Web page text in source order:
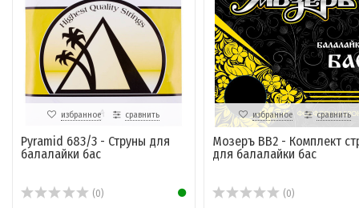
избранное сравнить
Pyramid 683/3 - Струны для
балалайки бас
(0)
избранное сравнить
Мозеръ BB2 - Комплект
для балалайки бас
(0)